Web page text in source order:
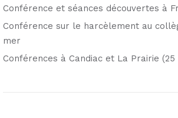
Conférence et séances découvertes à
Conférence sur le harcèlement au
mer
Conférences à Candiac et La Prairie